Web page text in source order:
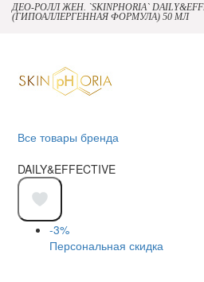
ДЕО-РОЛЛ ЖЕН. `SKINPHORIA`
(ГИПОАЛЛЕРГЕННАЯ ФОРМУЛА) 50 МЛ
Все товары бренда
DAILY&EFFECTIVE
-3%
Персональная скидка